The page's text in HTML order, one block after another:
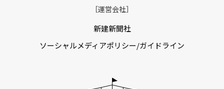
［運営会社］
新建新聞社
ソーシャルメディアポリシー/ガイドライン